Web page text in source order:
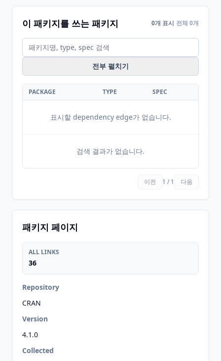
이 패키지를 쓰는 패키지 0개 표시 전체 0개
전부 펼치기
PACKAGE TYPE SPEC
표시할 dependency edge가 없습니다.
검색 결과가 없습니다.
이전 1 / 1 다음
패키지 페이지
ALL LINKS
36
Repository
CRAN
Version
4.1.0
Collected